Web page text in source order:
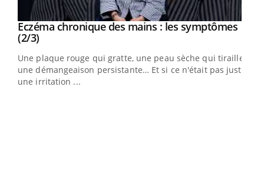
Youtube
Eczéma chronique des mains : les symptômes
(2/3)Youtube
Une plaque rouge qui gratte, une peau sèche qui tiraille,
une démangeaison persistante… Et si ce n'était pas juste
une irritation ...